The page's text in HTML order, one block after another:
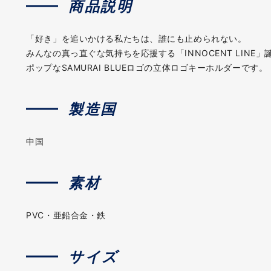
商品説明
「好き」を追いかける私たちは、誰にも止められない。
みんなの真っ直ぐな気持ちを応援する「INNOCENT LINE」
ポップなSAMURAI BLUEロゴの立体ロゴキーホルダーです。
製造国
中国
素材
PVC・亜鉛合金・鉄
サイズ